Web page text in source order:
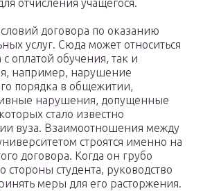
отчисления учащегося.
договора по оказанию
услуг. Сюда может относиться
оплатой обучения, так и
например, нарушение
порядка в общежитии,
нарушения, допущенные
стало известно
вуза. Взаимоотношения между
строятся именно на
договора. Когда он грубо
стороны студента, руководство
меры для его расторжения.